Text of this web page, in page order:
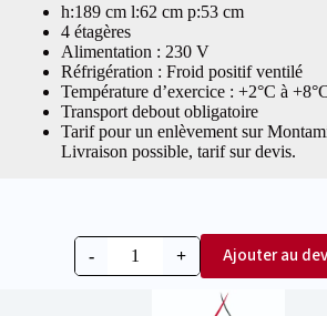
h:189 cm l:62 cm p:53 cm
4 étagères
Alimentation : 230 V
Réfrigération : Froid positif ventilé
Température d’exercice : +2°C à
Transport debout obligatoire
Tarif pour un enlèvement sur
Livraison possible, tarif sur devis.
- + Ajouter au